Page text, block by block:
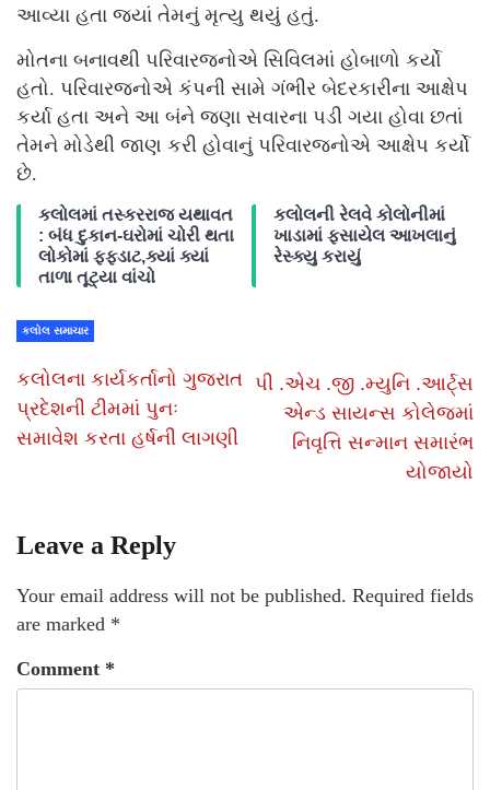
આવ્યા હતા જ્યાં તેમનું મૃત્યુ થયું હતું.
મોતના બનાવથી પરિવારજનોએ સિવિલમાં હોબાળો કર્યો
હતો. પરિવારજનોએ કંપની સામે ગંભીર બેદરકારીના આક્ષેપ
કર્યા હતા અને આ બંને જણા સવારના પડી ગયા હોવા છતાં
તેમને મોડેથી જાણ કરી હોવાનું પરિવારજનોએ આક્ષેપ કર્યો
છે.
કલોલમાં તસ્કરરાજ યથાવત
: બંધ દુકાન-ઘરોમાં ચોરી થતા
લોકોમાં ફફડાટ,ક્યાં ક્યાં
તાળા તૂટ્યા વાંચો
કલોલની રેલવે કોલોનીમાં
ખાડામાં ફસાયેલ આખલાનું
રેસ્ક્યુ કરાયું
કલોલ સમાચાર
કલોલના કાર્યકર્તાનો ગુજરાત
પ્રદેશની ટીમમાં પુનઃ
સમાવેશ કરતા હર્ષની લાગણી
પી .એચ .જી .મ્યુનિ .આર્ટ્સ
એન્ડ સાયન્સ કોલેજમાં
નિવૃત્તિ સન્માન સમારંભ
યોજાયો
Leave a Reply
Your email address will not be published. Required fields
are marked *
Comment *